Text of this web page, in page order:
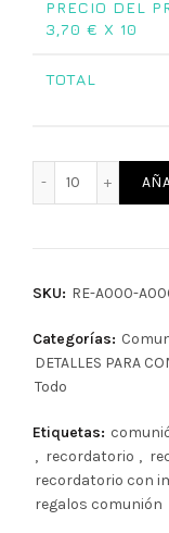
PRECIO DEL
3,70 € X 10
TOTAL
SKU: RE-A000-
Categorías:
DETALLES PARA
Todo
Etiquetas:
, recordatorio ,
recordatorio con
regalos comunión